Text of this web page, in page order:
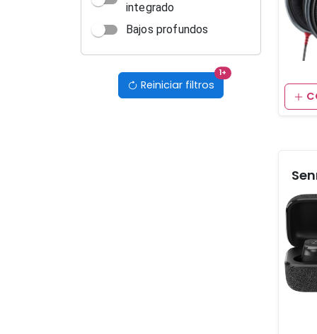
integrado
Bajos profundos
Reiniciar filtros
1+filtros activos